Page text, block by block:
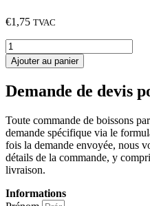
€1,75 TVAC
quantité
de
Eau
Chaudfontaine
Ajouter au panier
Demande de devis
Toute commande de boissons
demande spécifique via le
fois la demande envoyée, nous
détails de la commande, y
livraison.
Informations